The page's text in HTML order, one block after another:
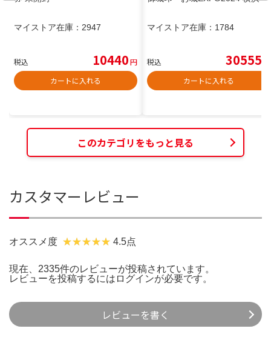
マイストア在庫： 2947
税込 10440円
カートに入れる
マイストア在庫： 1784
税込 30555
カートに入れる
このカテゴリをもっと見る
カスタマーレビュー
オススメ度 4.5点
現在、2335件のレビューが投稿されています。
レビューを投稿するには ログインが必要です。
レビューを書く